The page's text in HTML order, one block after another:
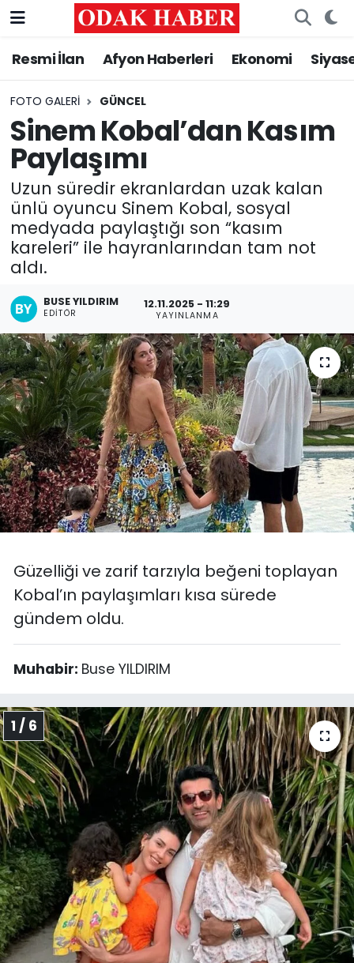
Resmi İlan Afyon Haberleri Ekonomi
FOTO GALERI GÜNCEL
Sinem Kobal’dan Kasım
Paylaşımı
Uzun süredir ekranlardan uzak kalan
ünlü oyuncu Sinem Kobal, sosyal
medyada paylaştığı son “kasım
kareleri” ile hayranlarından tam not
aldı.
BUSE YILDIRIM
EDITÖR
12.11.2025 - 11:29
YAYINLANMA
Güzelliği ve zarif tarzıyla beğeni toplayan
Kobal’ın paylaşımları kısa sürede
gündem oldu.
Muhabir: Buse YILDIRIM
1 / 6
AFYONKARAHİSAR HABERLERİ
Resmi İlan
ASAYİŞ
GÜNCEL
SİYASET
MAGAZİN
SAĞLIK
SPOR
11:11 MANŞET
Nöbetçi Eczaneler
Hava Durumu
Trafik Durumu
Süper Lig Puan Durumu ve Fikstür
Tüm Manşetler
Son Dakika Haberleri
Haber Arşivi